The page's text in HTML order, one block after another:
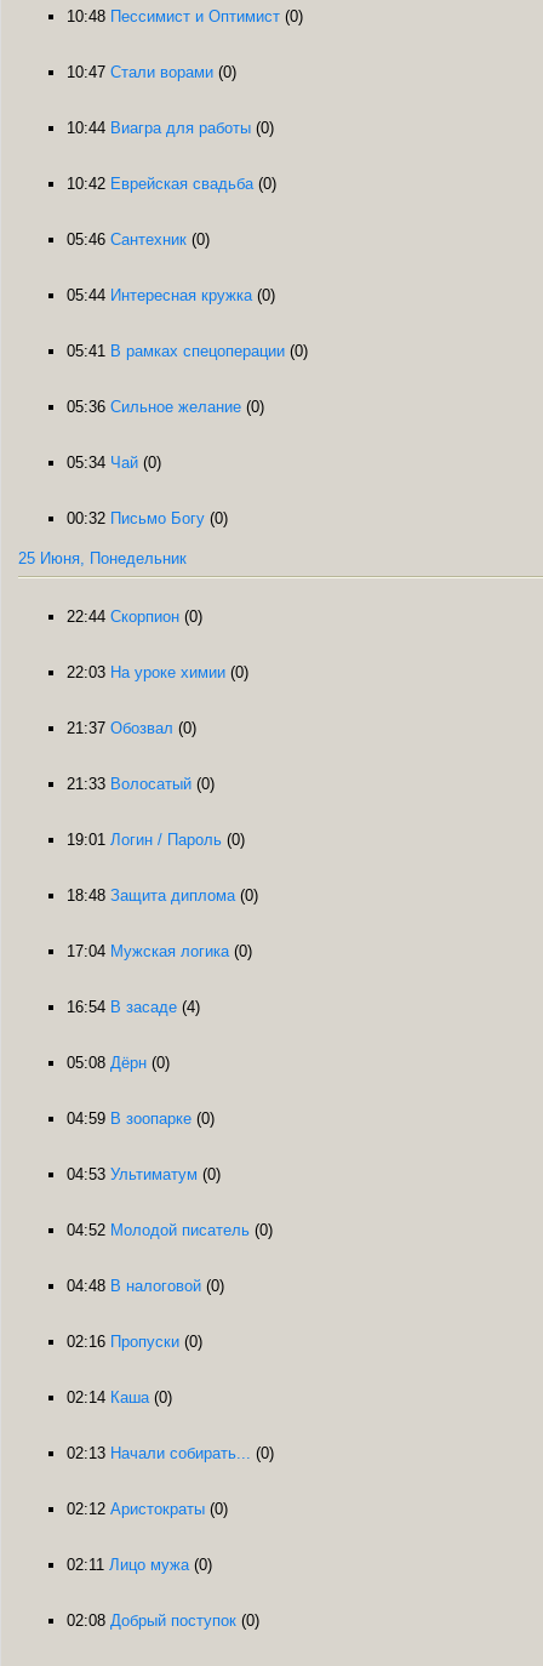
10:48 Пессимист и Оптимист (0)
10:47 Стали ворами (0)
10:44 Виагра для работы (0)
10:42 Еврейская свадьба (0)
05:46 Сантехник (0)
05:44 Интересная кружка (0)
05:41 В рамках спецоперации (0)
05:36 Сильное желание (0)
05:34 Чай (0)
00:32 Письмо Богу (0)
25 Июня, Понедельник
22:44 Скорпион (0)
22:03 На уроке химии (0)
21:37 Обозвал (0)
21:33 Волосатый (0)
19:01 Логин / Пароль (0)
18:48 Защита диплома (0)
17:04 Мужская логика (0)
16:54 В засаде (4)
05:08 Дёрн (0)
04:59 В зоопарке (0)
04:53 Ультиматум (0)
04:52 Молодой писатель (0)
04:48 В налоговой (0)
02:16 Пропуски (0)
02:14 Каша (0)
02:13 Начали собирать... (0)
02:12 Аристократы (0)
02:11 Лицо мужа (0)
02:08 Добрый поступок (0)